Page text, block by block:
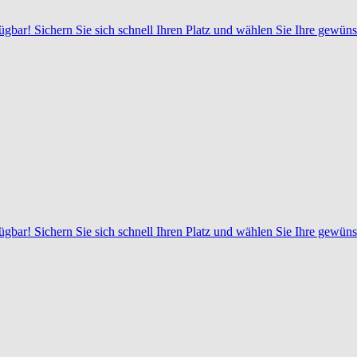
Sichern Sie sich schnell Ihren Platz und wählen Sie Ihre
Sichern Sie sich schnell Ihren Platz und wählen Sie Ihre